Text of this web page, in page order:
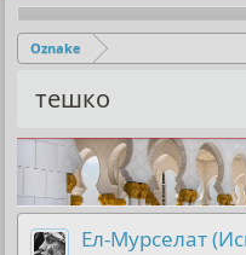
Oznake
тешко
Ел-Мурселат